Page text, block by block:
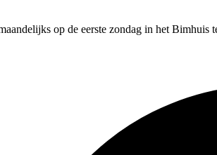
op de eerste zondag in het